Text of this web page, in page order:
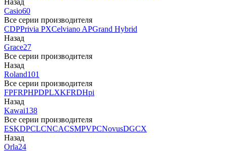
Назад
Casio60
Все серии производителя
CDPPrivia PXCelviano APGrand Hybrid
Назад
Grace27
Все серии производителя
Назад
Roland101
Все серии производителя
FPFRPHPDPLXKFRDHpi
Назад
Kawai138
Все серии производителя
ESKDPCLCNCACSMPVPCNovusDGCX
Назад
Orla24